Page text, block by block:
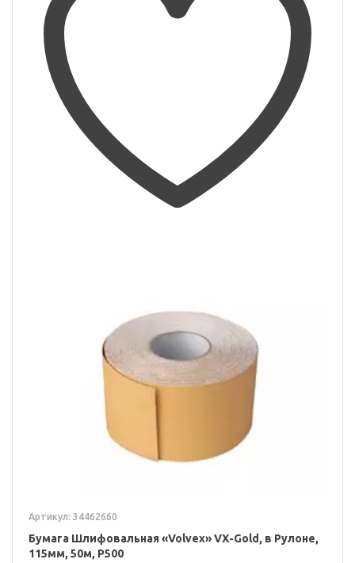
Артикул: 34462660
Бумага Шлифовальная «Volvex» VX-Gold, в Рулоне,
115мм, 50м, P500